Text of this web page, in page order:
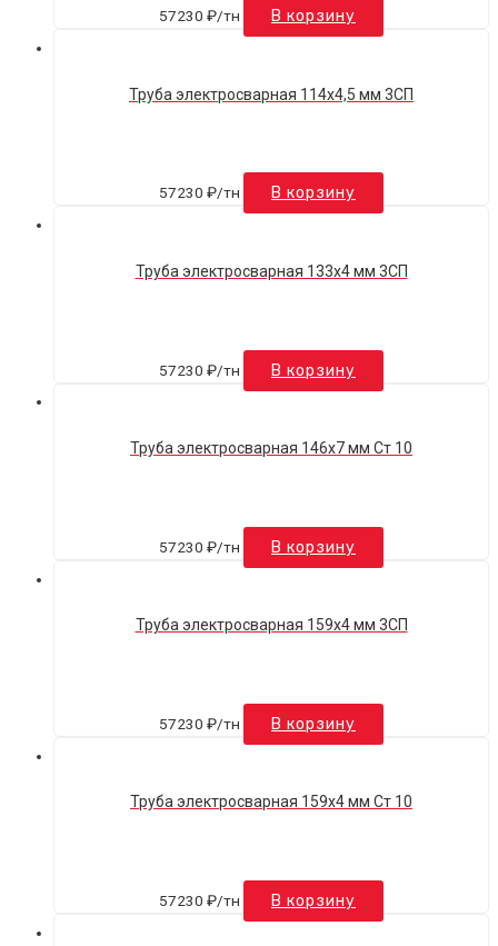
57230 ₽/тн В корзину
Труба электросварная 114х4,5 мм 3СП
57230 ₽/тн В корзину
Труба электросварная 133х4 мм 3СП
57230 ₽/тн В корзину
Труба электросварная 146х7 мм Ст 10
57230 ₽/тн В корзину
Труба электросварная 159х4 мм 3СП
57230 ₽/тн В корзину
Труба электросварная 159х4 мм Ст 10
57230 ₽/тн В корзину